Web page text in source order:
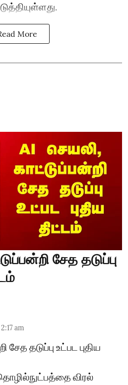
More
சேத தடுப்பு
am
தடுப்பு உட்பட புதிய
விரல்